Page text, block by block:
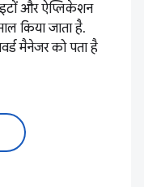
और ऐप्लिकेशन
किया जाता है.
मैनेजर को पता है